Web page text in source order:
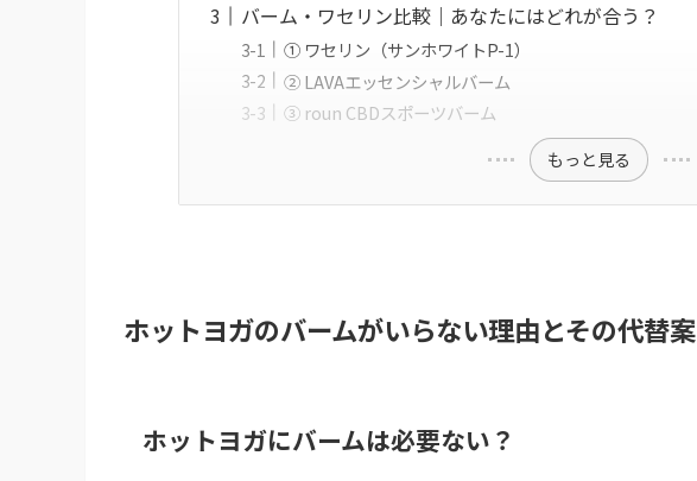
バーム・ワセリン比較｜あなたにはどれが合う？
① ワセリン（サンホワイトP-1）
② LAVAエッセンシャルバーム
③ roun CBDスポーツバーム
もっと見る
ホットヨガのバームがいらない理由とその代替案
ホットヨガにバームは必要ない？